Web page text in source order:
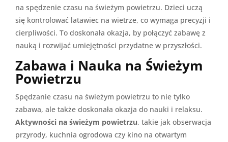
na spędzenie czasu na świeżym powietrzu. Dzieci uczą
się kontrolować latawiec na wietrze, co wymaga precyzji i
cierpliwości. To doskonała okazja, by połączyć zabawę z
nauką i rozwijać umiejętności przydatne w przyszłości.
Zabawa i Nauka na Świeżym
Powietrzu
Spędzanie czasu na świeżym powietrzu to nie tylko
zabawa, ale także doskonała okazja do nauki i relaksu.
Aktywności na świeżym powietrzu, takie jak obserwacja
przyrody, kuchnia ogrodowa czy kino na otwartym